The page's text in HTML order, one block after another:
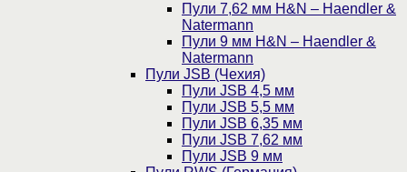
Пули 7,62 мм H&N – Haendler &
Natermann
Пули 9 мм H&N – Haendler &
Natermann
Пули JSB (Чехия)
Пули JSB 4,5 мм
Пули JSB 5,5 мм
Пули JSB 6,35 мм
Пули JSB 7,62 мм
Пули JSB 9 мм